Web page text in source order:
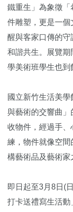
鐵重生」為象徵
件雕塑，更是一
醒與客家口傳的
和諧共生。展覽期
學美術班學生也
國立新竹生活美
與藝術的交響曲」
收物件，經過手、
練，物件就像空
構藝術品及藝術
即日起至3月8日(
打卡送禮寫生活